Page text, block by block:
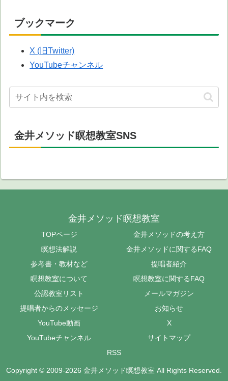
ブックマーク
X (旧Twitter)
YouTubeチャンネル
金井メソッド瞑想教室SNS
金井メソッド瞑想教室
TOPページ
金井メソッドの考え方
瞑想法解説
金井メソッドに関するFAQ
参考書・教材など
提唱者紹介
瞑想教室について
瞑想教室に関するFAQ
公認教室リスト
メールマガジン
提唱者からのメッセージ
お知らせ
YouTube動画
X
YouTubeチャンネル
サイトマップ
RSS
Copyright © 2009-2026 金井メソッド瞑想教室 All Rights Reserved.